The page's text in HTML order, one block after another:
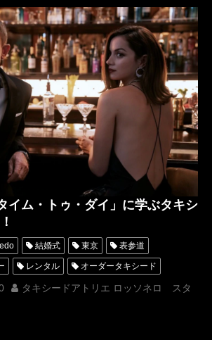
京 オーダータキシード名古屋
ルタキシード東京
古屋 横浜 ROSSONERO 映画
オーダー東京 タキシードレンタル東京
山 ジェームズボンド JamesBond
しの番号 ショーンコネリー
イム・トゥ・ダイ」に学ぶタキシ
結婚式 東京 表参道
レンタル オーダータキシード
ロッソネロ 人気 横山宗生
タキシードアトリエ ロッソネロ スタ